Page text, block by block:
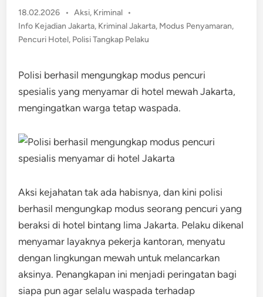
18.02.2026 • Posted
in
Aksi, Kriminal •
Info Kejadian Jakarta, Kriminal Jakarta, Modus Penyamaran,
Pencuri Hotel, Polisi Tangkap Pelaku
Polisi berhasil mengungkap modus pencuri
spesialis yang menyamar di hotel mewah Jakarta,
mengingatkan warga tetap waspada.
Aksi kejahatan tak ada habisnya, dan kini polisi
berhasil mengungkap modus seorang pencuri yang
beraksi di hotel bintang lima Jakarta. Pelaku dikenal
menyamar layaknya pekerja kantoran, menyatu
dengan lingkungan mewah untuk melancarkan
aksinya. Penangkapan ini menjadi peringatan bagi
siapa pun agar selalu waspada terhadap